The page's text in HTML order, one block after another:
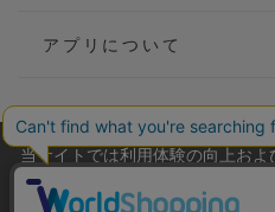
アプリについて
会社概要
当サイトでは利用体験の向上お
ラフィックの分析を目的として
サイトの閲覧を継続された場合